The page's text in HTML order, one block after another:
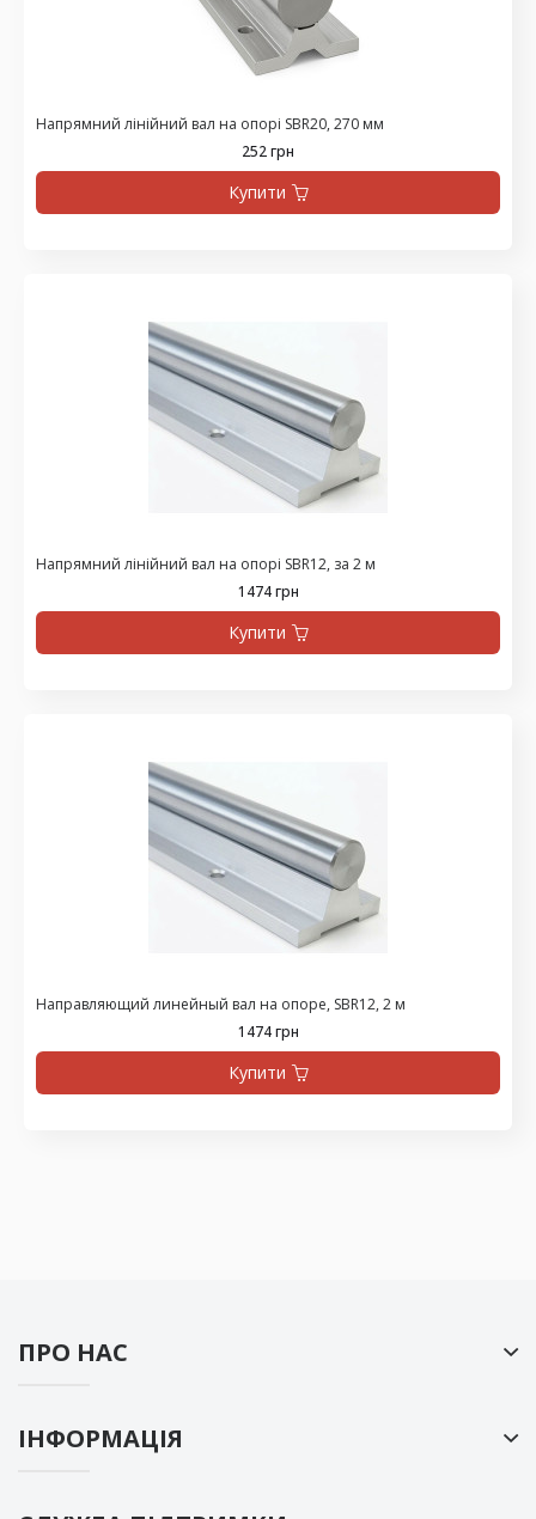
Напрямний лінійний вал на опорі SBR20, 270 мм
252 грн
Купити
Напрямний лінійний вал на опорі SBR12, за 2 м
1474 грн
Купити
Направляющий линейный вал на опоре, SBR12, 2 м
1474 грн
Купити
ПРО НАС
ІНФОРМАЦІЯ